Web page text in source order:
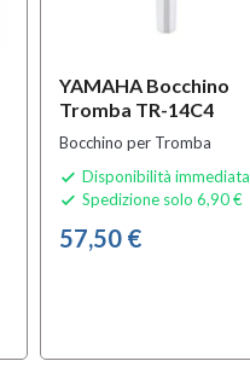
YAMAHA Bocchino
Tromba TR-14C4
Bocchino per Tromba
 Disponibilità immediata
 Spedizione solo 6,90 €
57,50 €